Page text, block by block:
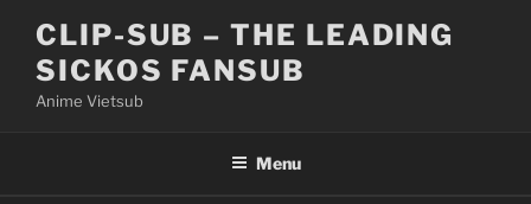
content
CLIP-SUB – THE LEADING
SICKOS FANSUB
Anime Vietsub
Menu